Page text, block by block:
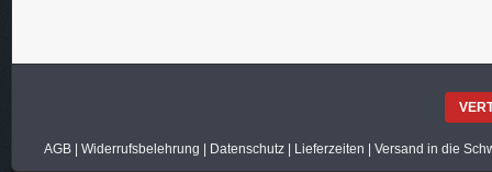
AGB| Widerrufsbelehrung Datenschutz| Lieferzeiten Versand in die